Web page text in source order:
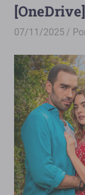
Por
Mega
07/11/2025